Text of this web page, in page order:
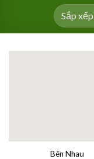
Bên Nhau